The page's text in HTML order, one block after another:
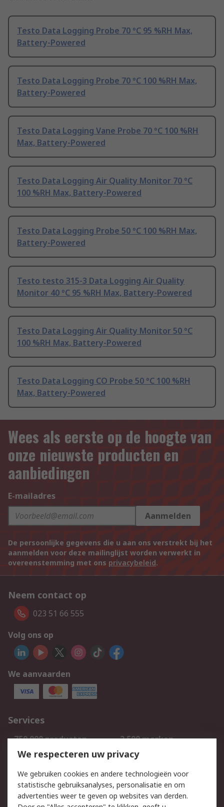
Testo Data Logging Probe 70 °C 95 %RH Max,
Battery-Powered
Testo Data Logging Probe 70 °C 100 %RH Max,
Battery-Powered
Testo Data Logging Vane Probe 70 °C 100 %RH
Max, Battery-Powered
Testo Data Logging Air Quality Monitor 70 °C
100 %RH Max, Battery-Powered
Testo Data Logging Probe 50 °C 100 %RH Max,
Battery-Powered
Testo testo 315-3 Data Logging Air Quality
Monitor 40 °C 95 %RH Max, Battery-Powered
Testo Data Logging Air Quality Monitor 50 °C
100 %RH Max, Battery-Powered
Testo Data Logging CO Probe 50 °C 100 %RH
Max, Battery-Powered
Wees als eerste op de hoogte van
onze nieuwste producten en
aanbiedingen
E-mailadres
Aanmelden
De persoonlijke gegevens die u aan ons verstrekt bij het
aanmelden voor deze mailinglijst worden verwerkt in
overeenstemming met ons privacybeleid.
Neem contact op
023 51 66 555
Volg ons op
We aanvaarden
Services
750.000 producten
2.500 merken
Bestellen
Inkoopoplossingen
Track & Trace
We respecteren uw privacy
We gebruiken cookies en andere technologieën voor
statistische gebruiksanalyses, personalisatie en om
advertenties weer te geven op websites van derden.